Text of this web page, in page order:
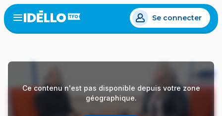
Aller
au
contenu
Open
menu
Se connecter
Ce contenu n'est pas disponible depuis votre zone
géographique.